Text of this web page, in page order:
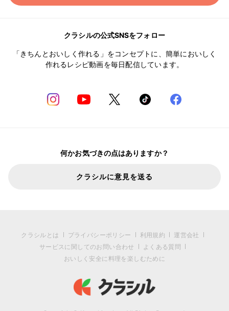
クラシルの公式SNSをフォロー
「きちんとおいしく作れる」をコンセプトに、簡単においしく
作れるレシピ動画を毎日配信しています。
何かお気づきの点はありますか？
クラシルに意見を送る
クラシルとは プライバシーポリシー 利用規約
運営会社
サービスに関してのお問い合わせ
よくある質問
おいしく安全に料理を楽しむために